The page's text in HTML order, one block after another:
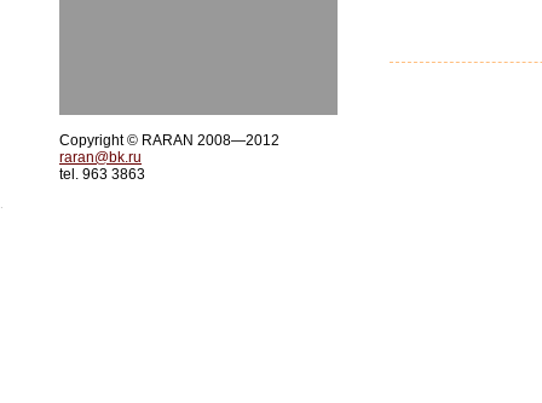
Copyright © RARAN 2008—2012
raran@bk.ru
tel. 963 3863